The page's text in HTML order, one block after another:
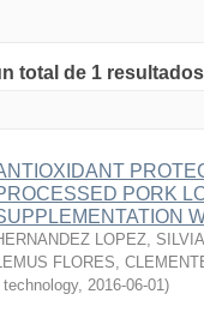
total de 1
PORK
LOPEZ,
FLORES,
, 2016-06-01)